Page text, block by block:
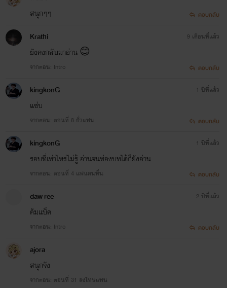
สนุกๆๆ
ตอบกลับ
Krathi
ยังคงกลับมาอ่าน 😊
จากตอน: Intro
9 เดือนที่แล้ว
ตอบกลับ
kingkonG
แซ่บ
จากตอน: ตอนที่ 8 ยั่วแฟน
1 ปีที่แล้ว
ตอบกลับ
kingkonG
รอบที่เท่าไหร่ไม่รู้ อ่านจนท่องบทได้ก็ยังอ่าน
จากตอน: ตอนที่ 4 แฟนคนหื่น
1 ปีที่แล้ว
ตอบกลับ
daw ree
คัมแบ็ค
จากตอน: Intro
2 ปีที่แล้ว
ตอบกลับ
ajora
สนุกจัง
จากตอน: ตอนที่ 31 ลงโทษแฟน